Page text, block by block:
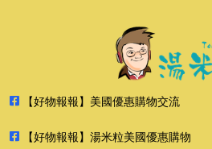
【好物報報】美國優惠購物交流
【好物報報】湯米粒美國優惠購物